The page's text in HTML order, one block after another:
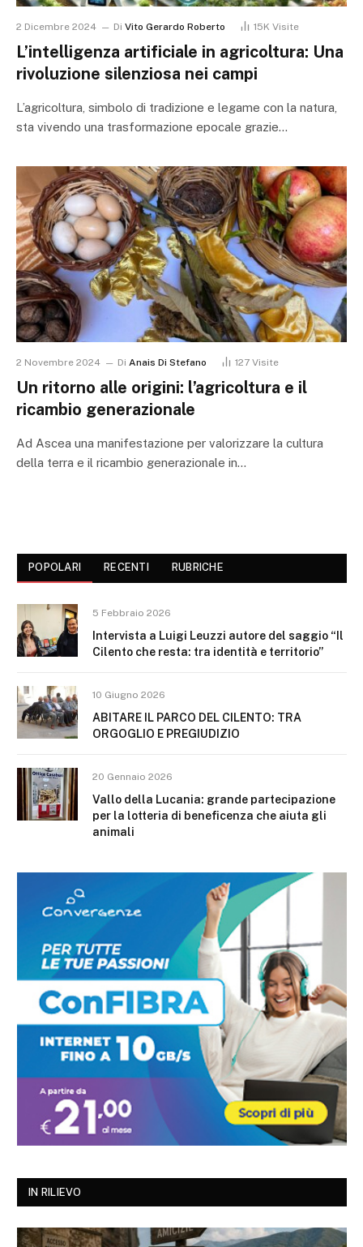
2 Dicembre 2024 Di Vito Gerardo Roberto 15K Visite
L’intelligenza artificiale in agricoltura: Una
rivoluzione silenziosa nei campi
L’agricoltura, simbolo di tradizione e legame con la natura,
sta vivendo una trasformazione epocale grazie…
2 Novembre 2024 Di Anais Di Stefano 127 Visite
Un ritorno alle origini: l’agricoltura e il
ricambio generazionale
Ad Ascea una manifestazione per valorizzare la cultura
della terra e il ricambio generazionale in…
POPOLARI RECENTI RUBRICHE
5 Febbraio 2026
Intervista a Luigi Leuzzi autore del saggio “Il
Cilento che resta: tra identità e territorio”
10 Giugno 2026
ABITARE IL PARCO DEL CILENTO: TRA
ORGOGLIO E PREGIUDIZIO
20 Gennaio 2026
Vallo della Lucania: grande partecipazione
per la lotteria di beneficenza che aiuta gli
animali
IN RILIEVO